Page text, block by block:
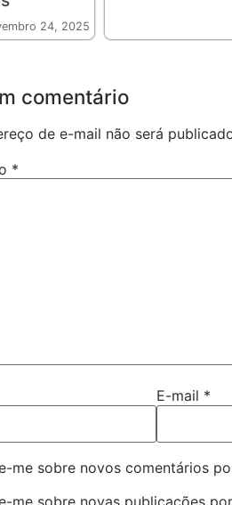
24, 2025
comentário
de e-mail não será
*
E-mail *
me sobre novos comentários